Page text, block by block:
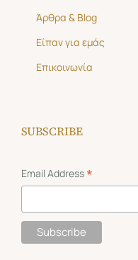
Άρθρα & Blog
Είπαν για εμάς
Επικοινωνία
SUBSCRIBE
Email Address*